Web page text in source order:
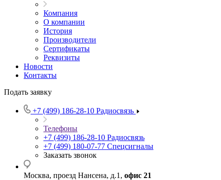
Компания
О компании
История
Производители
Сертификаты
Реквизиты
Новости
Контакты
Подать заявку
+7 (499) 186-28-10 Радиосвязь
Телефоны
+7 (499) 186-28-10 Радиосвязь
+7 (499) 180-07-77 Спецсигналы
Заказать звонок
Москва, проезд Нансена, д.1, офис 21